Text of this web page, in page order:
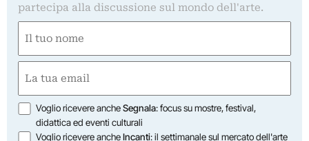
partecipa alla discussione sul mondo dell'arte.
(Obbligatorio)
Nome
(Obbligatorio)
Opzioni
Voglio ricevere ancheSegnala: focus su mostre, festival,
didattica ed eventi culturali
Voglio ricevere ancheIncanti: il settimanale sul mercato dell'arte